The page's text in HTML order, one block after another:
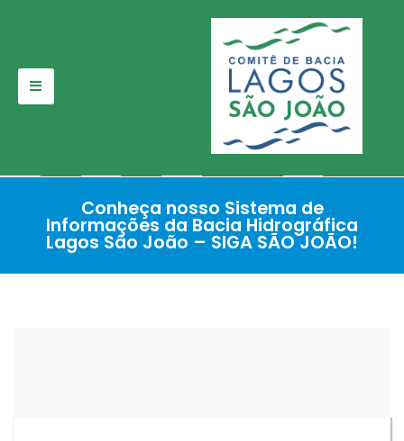
para
Conheça nosso Sistema de
Informações da Bacia Hidrográfica
Lagos São João – SIGA SÃO JOÃO!